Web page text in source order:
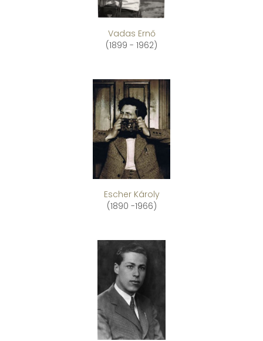
Vadas Ernő
(1899 - 1962)
Escher Károly
(1890 -1966)